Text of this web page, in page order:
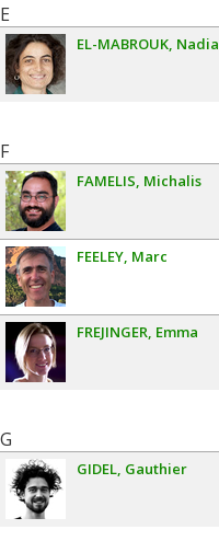
E
EL-MABROUK Nadia
F
FAMELIS Michalis
FEELEY Marc
FREJINGER Emma
G
GIDEL Gauthier